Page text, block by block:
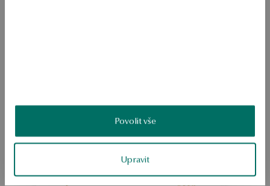
Povolit vše
Upravit